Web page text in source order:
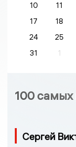
10
11
17
18
24
25
31
1
100
Сергей